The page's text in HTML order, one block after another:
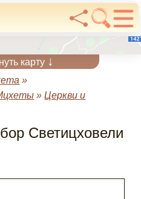
карту ↓
»
»Церкви и
Светицховели